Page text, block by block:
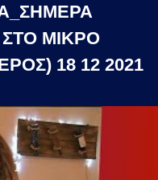
ΜΙΚΡΟ
18 12 2021